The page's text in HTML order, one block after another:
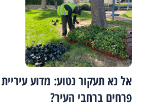
אל נא תעקור נטוע: מדוע
פרחים ברחבי העיר?